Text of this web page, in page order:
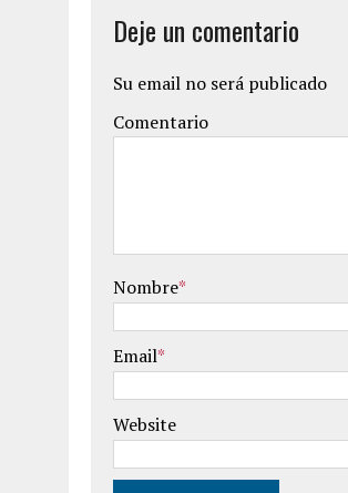
Deje un comentario
Su email no será publicado
Comentario
Nombre*
Email*
Website